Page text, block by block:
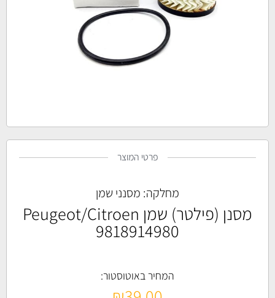
פרטי המוצר
מחלקה: מסנני שמן
מסנן (פילטר) שמן Peugeot/Citroen
9818914980
המחיר באוטוסטור: